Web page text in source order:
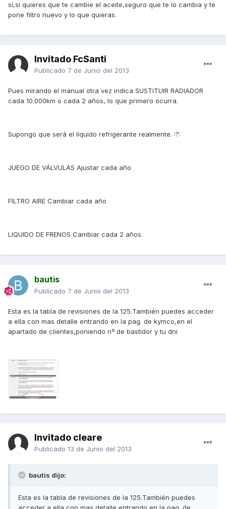
sí,si quieres que te cambie el aceite,seguro que te lo cambia y te
pone filtro nuevo y lo que quieras.
Invitado FcSanti
Publicado 7 de Junio del 2013
Pues mirando el manual otra vez indica SUSTITUIR RADIADOR
cada 10.000km o cada 2 años, lo que primero ocurra.
Supongo que será el líquido refrigerante realmente. :?:
JUEGO DE VÁLVULAS Ajustar cada año
FILTRO AIRE Cambiar cada año
LIQUIDO DE FRENOS Cambiar cada 2 años.
bautis
Publicado 7 de Junio del 2013
Esta es la tabla de revisiones de la 125.También puedes acceder
a ella con mas detalle entrando en la pag. de kymco,en el
apartado de clientes,poniendo nº de bastidor y tu dni
Invitado cleare
Publicado 13 de Junio del 2013
bautis dijo:
Esta es la tabla de revisiones de la 125.También puedes